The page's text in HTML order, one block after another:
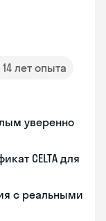
14 лет опыта
уверенно
CELTA для
с реальными